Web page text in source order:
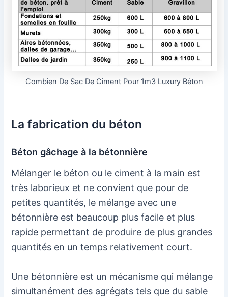
Combien De Sac De Ciment Pour 1m3 Luxury Béton
La fabrication du béton
Béton gâchage à la bétonnière
Mélanger le béton ou le ciment à la main est
très laborieux et ne convient que pour de
petites quantités, le mélange avec une
bétonnière est beaucoup plus facile et plus
rapide permettant de produire de plus grandes
quantités en un temps relativement court.
Une bétonnière est un mécanisme qui mélange
simultanément des agrégats tels que du sable